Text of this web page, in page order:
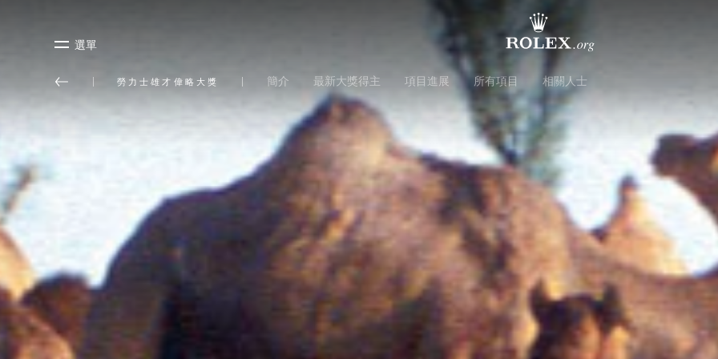
選單
勞力士雄才偉略大獎 簡介 最新大獎得主 項目進展 所有項目 相關人士